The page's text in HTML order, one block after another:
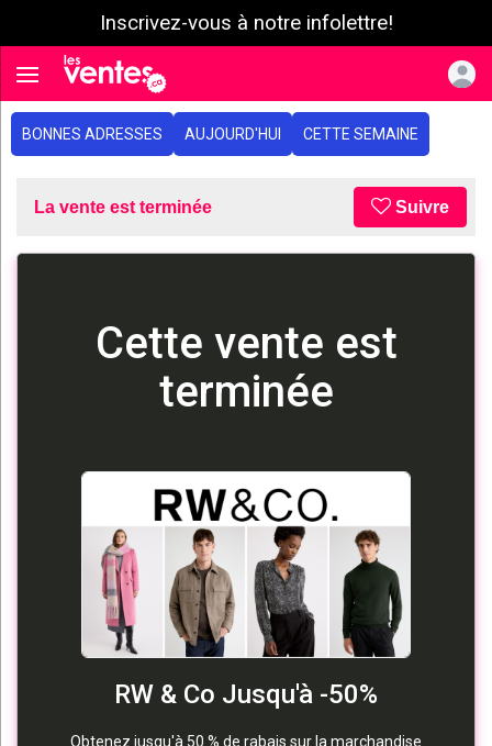
Inscrivez-vous à notre infolettre!
Toggle navigation
BONNES ADRESSES AUJOURD'HUI CETTE SEMAINE
La vente est terminée Suivre
Cette vente est
terminée
RW & Co Jusqu'à -50%
Obtenez jusqu'à 50 % de rabais sur la marchandise